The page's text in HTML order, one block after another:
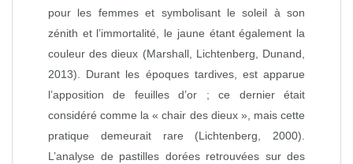
pour les femmes et symbolisant le soleil à son
zénith et l’immortalité, le jaune étant également la
couleur des dieux (Marshall, Lichtenberg, Dunand,
2013). Durant les époques tardives, est apparue
l’apposition de feuilles d’or ; ce dernier était
considéré comme la « chair des dieux », mais cette
pratique demeurait rare (Lichtenberg, 2000).
L’analyse de pastilles dorées retrouvées sur des